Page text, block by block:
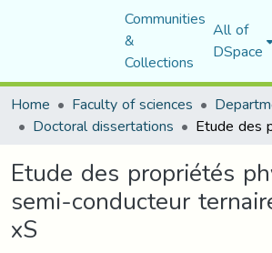
Communities
&
Collections
All of
DSpace
Home
Faculty of sciences
Doctoral dissertations
Etude des propriétés
semi-conducteur
xS